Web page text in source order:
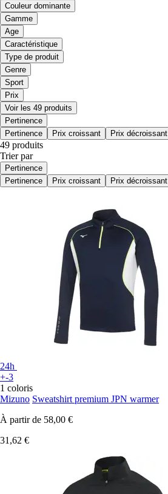
Couleur dominante
Gamme
Age
Caractéristique
Type de produit
Genre
Sport
Prix
Voir les 49 produits
Pertinence
Pertinence
Prix croissant Prix décroissant
49 produits
Trier par
Pertinence
Pertinence
Prix croissant Prix décroissant
24h
+-3
1 coloris
Mizuno Sweatshirt premium JPN warmer
À partir de 58,00 €
31,62 €